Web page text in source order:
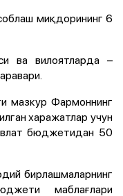
миқдорининг 6
ва вилоятларда –
мазкур Фармоннинг
харажатлар учун
бюджетидан 50
бирлашмаларнинг
маблағлари